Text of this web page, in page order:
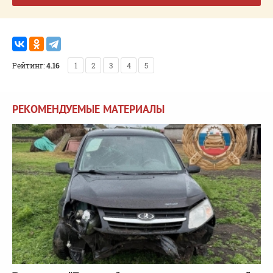
Рейтинг:4.16 1 2 3 4 5
РЕКОМЕНДУЕМЫЕ МАТЕРИАЛЫ